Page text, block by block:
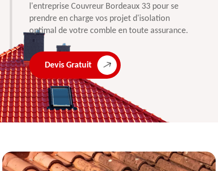
l'entreprise Couvreur Bordeaux 33 pour se
prendre en charge vos projet d'isolation
optimal de votre comble en toute assurance.
Devis Gratuit